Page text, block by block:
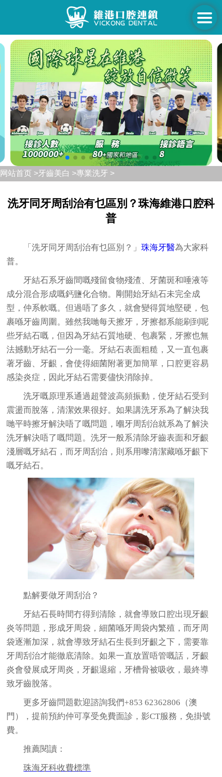
网站首页 >牙齒美白 >專業洗牙 >
洗牙同牙周刮治有乜區別？珠海維港口腔科
普
「洗牙同牙周刮治有乜區別？」珠海牙醫為大家科
普。
牙結石系牙齒間嘅殘留食物殘渣、牙菌斑和唾液等
成分混合形成嘅鈣鹽化合物。剛開始牙結石未完全成
型，仲系軟嘅。但過唔了多久，就會變得質地堅硬，包
裹喺牙齒周圍。雖然我哋每天擦牙，牙擦都系能刷到呢
些牙結石嘅，但因為牙結石質地硬、包裹緊，牙擦也無
法撼動牙結石一分一毫。牙結石表面粗糙，又一直包裹
著牙齒、牙齦，會使得細菌附著更加簡單，口腔更容易
感染炎症，因此牙結石需要儘快消除掉。
洗牙嘅原理系通過超聲波高頻振動，使牙結石受到
震盪而脫落，清潔效果很好。如果講洗牙系為了解決我
哋平時擦牙解決唔了嘅問題，嗰牙周刮治就系為了解決
洗牙解決唔了嘅問題。洗牙一般系清除牙齒表面和牙齦
淺層嘅牙結石，而牙周刮治，則系用嚟清潔藏喺牙齦下
嘅牙結石。
點解要做牙周刮治？
牙結石長時間冇得到清除，就會導致口腔出現牙齦
炎等問題，形成牙周袋，細菌喺牙周袋內繁殖，而牙周
袋逐漸加深，就會導致牙結石生長到牙齦之下，需要靠
牙周刮治才能徹底清除。如果一直放置唔管嘅話，牙齦
炎會發展成牙周炎，牙齦退縮，牙槽骨被吸收，最終導
致牙齒脫落。
更多牙齒問題歡迎諮詢我們+853 62362806（澳
門），提前預約仲可享受免費面診，影CT服務，免掛號
費。
推薦閱讀：
珠海牙科收費標準